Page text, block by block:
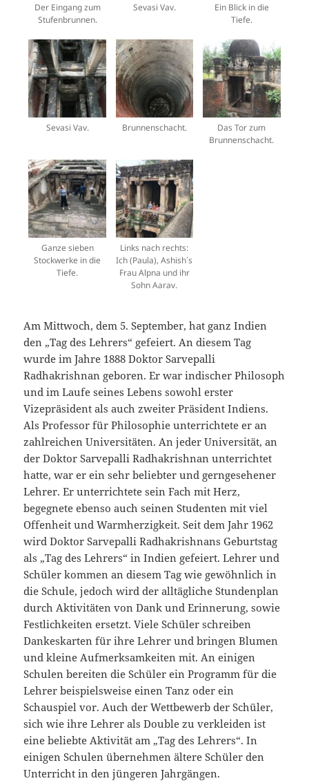
Der Eingang zum
Stufenbrunnen.
Sevasi Vav.
Ein Blick in die
Tiefe.
Sevasi Vav. Brunnenschacht.
Das Tor zum
Brunnenschacht.
Ganze sieben
Stockwerke in die
Tiefe.
Links nach rechts:
Ich (Paula), Ashish´s
Frau Alpna und ihr
Sohn Aarav.
Am Mittwoch, dem 5. September, hat ganz Indien
den „Tag des Lehrers“ gefeiert. An diesem Tag
wurde im Jahre 1888 Doktor Sarvepalli
Radhakrishnan geboren. Er war indischer Philosoph
und im Laufe seines Lebens sowohl erster
Vizepräsident als auch zweiter Präsident Indiens.
Als Professor für Philosophie unterrichtete er an
zahlreichen Universitäten. An jeder Universität, an
der Doktor Sarvepalli Radhakrishnan unterrichtet
hatte, war er ein sehr beliebter und gerngesehener
Lehrer. Er unterrichtete sein Fach mit Herz,
begegnete ebenso auch seinen Studenten mit viel
Offenheit und Warmherzigkeit. Seit dem Jahr 1962
wird Doktor Sarvepalli Radhakrishnans Geburtstag
als „Tag des Lehrers“ in Indien gefeiert. Lehrer und
Schüler kommen an diesem Tag wie gewöhnlich in
die Schule, jedoch wird der alltägliche Stundenplan
durch Aktivitäten von Dank und Erinnerung, sowie
Festlichkeiten ersetzt. Viele Schüler schreiben
Dankeskarten für ihre Lehrer und bringen Blumen
und kleine Aufmerksamkeiten mit. An einigen
Schulen bereiten die Schüler ein Programm für die
Lehrer beispielsweise einen Tanz oder ein
Schauspiel vor. Auch der Wettbewerb der Schüler,
sich wie ihre Lehrer als Double zu verkleiden ist
eine beliebte Aktivität am „Tag des Lehrers“. In
einigen Schulen übernehmen ältere Schüler den
Unterricht in den jüngeren Jahrgängen.